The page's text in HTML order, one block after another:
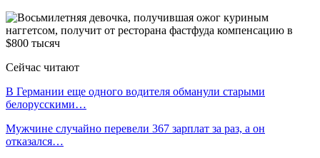
Сейчас читают
В Германии еще одного водителя обманули старыми
белорусскими…
Мужчине случайно перевели 367 зарплат за раз, а он
отказался…